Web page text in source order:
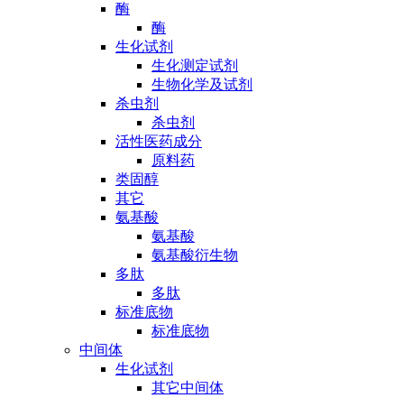
酶
酶
生化试剂
生化测定试剂
生物化学及试剂
杀虫剂
杀虫剂
活性医药成分
原料药
类固醇
其它
氨基酸
氨基酸
氨基酸衍生物
多肽
多肽
标准底物
标准底物
中间体
生化试剂
其它中间体